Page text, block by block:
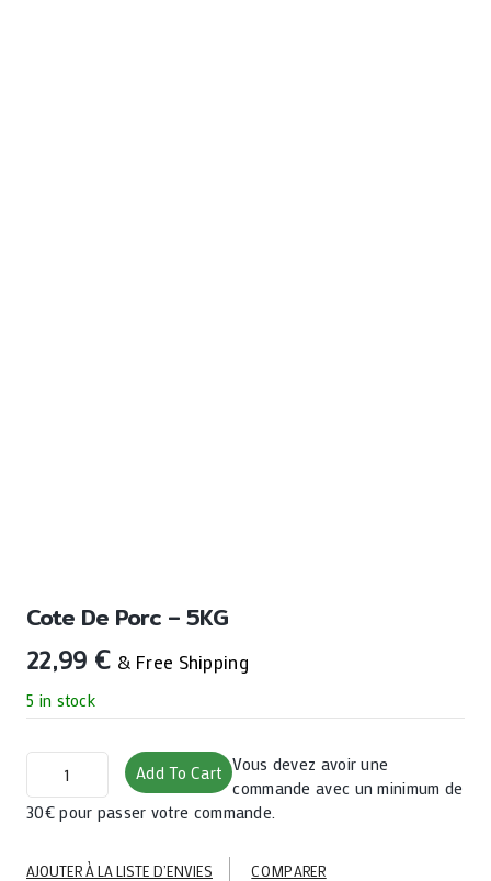
Cote De Porc – 5KG
22,99 € & Free Shipping
5 in stock
Cote
porc
Add To Cart Vous devez avoir une
commande avec un minimum de
30€ pour passer votre commande.
AJOUTER À LA LISTE D’ENVIES COMPARER